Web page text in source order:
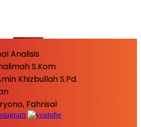
Analisis
S.Kom
Khizbullah S.Pd.
Fahrisal